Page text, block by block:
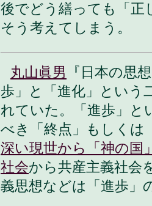
後でどう繕っても「正
そう考えてしまう。
丸山眞男
『日本の思
歩」と「進化」という
れていた。「進歩」と
べき「終点」もしくは
深い現世から「神の国
社会から共産主義社会
義思想などは「進歩」